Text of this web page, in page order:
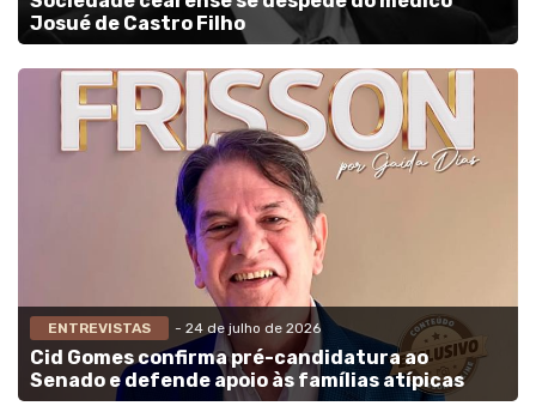
Josué de Castro Filho
ENTREVISTAS - 24 de julho de 2026
Cid Gomes confirma pré-candidatura ao
Senado e defende apoio às famílias atípicas